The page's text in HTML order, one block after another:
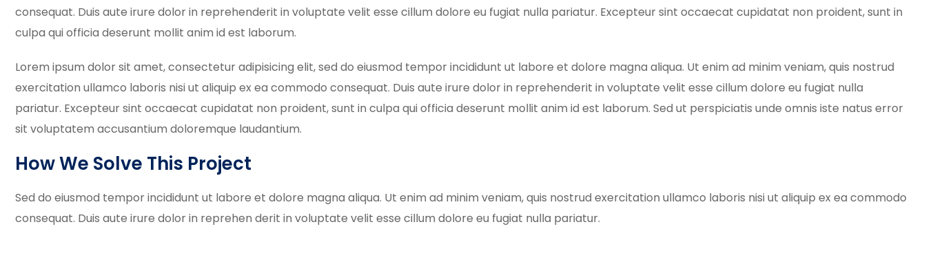
consequat. Duis aute irure dolor in reprehenderit in voluptate velit esse cillum dolore eu fugiat nulla pariatur. Excepteur sint occaecat cupidatat non proident, sunt in
culpa qui officia deserunt mollit anim id est laborum.
Lorem ipsum dolor sit amet, consectetur adipisicing elit, sed do eiusmod tempor incididunt ut labore et dolore magna aliqua. Ut enim ad minim veniam, quis nostrud
exercitation ullamco laboris nisi ut aliquip ex ea commodo consequat. Duis aute irure dolor in reprehenderit in voluptate velit esse cillum dolore eu fugiat nulla
pariatur. Excepteur sint occaecat cupidatat non proident, sunt in culpa qui officia deserunt mollit anim id est laborum. Sed ut perspiciatis unde omnis iste natus error
sit voluptatem accusantium doloremque laudantium.
How We Solve This Project
Sed do eiusmod tempor incididunt ut labore et dolore magna aliqua. Ut enim ad minim veniam, quis nostrud exercitation ullamco laboris nisi ut aliquip ex ea commodo
consequat. Duis aute irure dolor in reprehen derit in voluptate velit esse cillum dolore eu fugiat nulla pariatur.